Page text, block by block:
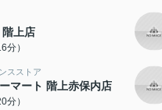
階上店
分）
スストア
マート 階上赤保内店
分）